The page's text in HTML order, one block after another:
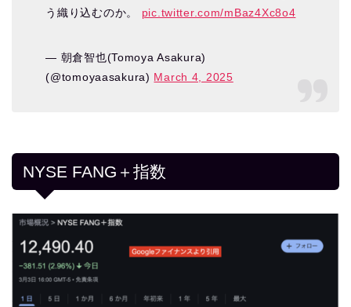
う織り込むのか。 pic.twitter.com/mBaz4Xc8o4
— 朝倉智也(Tomoya Asakura)
(@tomoyaasakura) March 4, 2025
NYSE FANG＋指数